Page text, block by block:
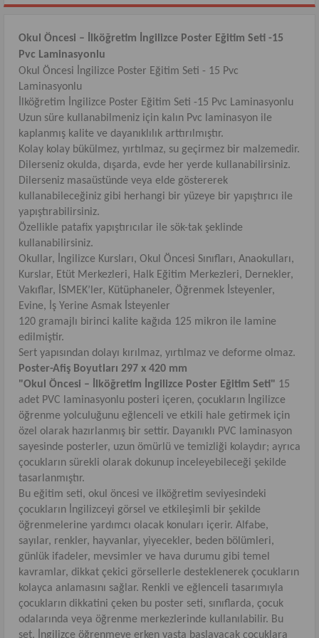
Okul Öncesi – İlköğretim İngilizce Poster Eğitim Seti -15
Pvc Laminasyonlu
Okul Öncesi İngilizce Poster Eğitim Seti - 15 Pvc
Laminasyonlu
İlköğretim İngilizce Poster Eğitim Seti -15 Pvc Laminasyonlu
Uzun süre kullanabilmeniz için kalın Pvc laminasyon ile
kaplanmış kalite ve dayanıklılık arttırılmıştır.
Kolay kolay bükülmez, yırtılmaz, su geçirmez bir malzemedir.
Dilerseniz okulda, dışarda, evde her yerde kullanabilirsiniz.
Dilerseniz masaüstünde veya elde göstererek
kullanabileceğiniz gibi herhangi bir yüzeye bir yapıştırıcı ile
yapıştırabilirsiniz.
Özellikle patafix yapıştırıcılar ile sök-tak şeklinde
kullanabilirsiniz.
Okullar, İngilizce Kursları, Okul Öncesi Sınıfları, Anaokulları,
Kurslar, Etüt Merkezleri, Halk Eğitim Merkezleri, Dernekler,
Vakıflar, İSMEK’ler, Kütüphaneler, Öğrenmek İsteyenler,
Evine, İş Yerine Asmak İsteyenler
120 gramajlı birinci kalite kağıda 125 mikron ile lamine
edilmiştir.
Sert yapısından dolayı kırılmaz, yırtılmaz ve deforme olmaz.
Poster-Afiş Boyutları 297 x 420 mm
"Okul Öncesi – İlköğretim İngilizce Poster Eğitim Seti" 15
adet PVC laminasyonlu posteri içeren, çocukların İngilizce
öğrenme yolculuğunu eğlenceli ve etkili hale getirmek için
özel olarak hazırlanmış bir settir. Dayanıklı PVC laminasyon
sayesinde posterler, uzun ömürlü ve temizliği kolaydır; ayrıca
çocukların sürekli olarak dokunup inceleyebileceği şekilde
tasarlanmıştır.
Bu eğitim seti, okul öncesi ve ilköğretim seviyesindeki
çocukların İngilizceyi görsel ve etkileşimli bir şekilde
öğrenmelerine yardımcı olacak konuları içerir. Alfabe,
sayılar, renkler, hayvanlar, yiyecekler, beden bölümleri,
günlük ifadeler, mevsimler ve hava durumu gibi temel
kavramlar, dikkat çekici görsellerle desteklenerek çocukların
kolayca anlamasını sağlar. Renkli ve eğlenceli tasarımıyla
çocukların dikkatini çeken bu poster seti, sınıflarda, çocuk
odalarında veya öğrenme merkezlerinde kullanılabilir. Bu
set, İngilizce öğrenmeye erken yaşta başlayacak çocuklara